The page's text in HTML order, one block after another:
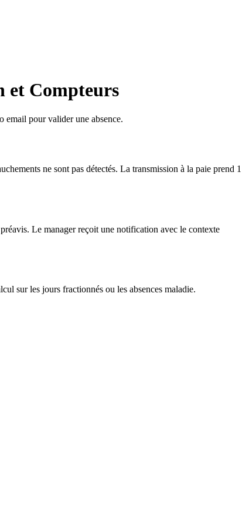
et Compteurs
email pour valider une absence.
ne sont pas détectés. La transmission à la paie prend 1
Le manager reçoit une notification avec le contexte
sur les jours fractionnés ou les absences maladie.